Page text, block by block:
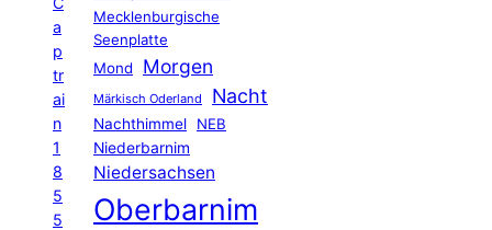
a
p
tr
ai
n
1
8
5
5
Mecklenburgische
Seenplatte
Mond
Morgen
Märkisch Oderland Nacht
Nachthimmel
NEB
Niederbarnim
Niedersachsen
Oberbarnim